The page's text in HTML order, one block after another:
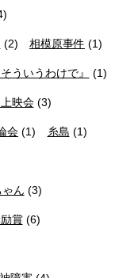
(2) 相模原事件 (1)
ういうわけで』 (1)
映会(3)
会 (1) 糸島 (1)
ん (3)
賞(6)